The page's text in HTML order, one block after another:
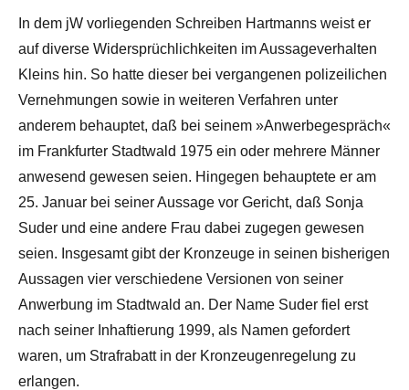
In dem jW vorliegenden Schreiben Hartmanns weist er
auf diverse Widersprüchlichkeiten im Aussageverhalten
Kleins hin. So hatte dieser bei vergangenen polizeilichen
Vernehmungen sowie in weiteren Verfahren unter
anderem behauptet, daß bei seinem »Anwerbegespräch«
im Frankfurter Stadtwald 1975 ein oder mehrere Männer
anwesend gewesen seien. Hingegen behauptete er am
25. Januar bei seiner Aussage vor Gericht, daß Sonja
Suder und eine andere Frau dabei zugegen gewesen
seien. Insgesamt gibt der Kronzeuge in seinen bisherigen
Aussagen vier verschiedene Versionen von seiner
Anwerbung im Stadtwald an. Der Name Suder fiel erst
nach seiner Inhaftierung 1999, als Namen gefordert
waren, um Strafrabatt in der Kronzeugenregelung zu
erlangen.